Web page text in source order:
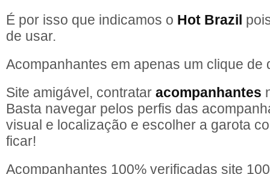
É por isso que indicamos o Hot Brazil
de usar.
Acompanhantes em apenas um clique de
Site amigável, contratar acompanhantes
Basta navegar pelos perfis das
visual e localização e escolher a garota
ficar!
Acompanhantes 100% verificadas site